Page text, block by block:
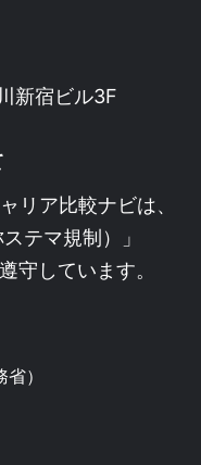
新宿ビル3F
リア比較ナビは、
テマ規制）」
守しています。
）